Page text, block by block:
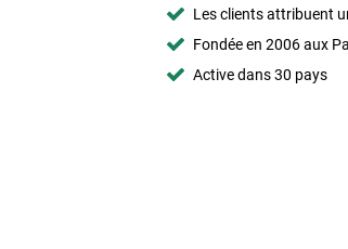
Les clients attribuent
Fondée en 2006 aux
Active dans 30 pays